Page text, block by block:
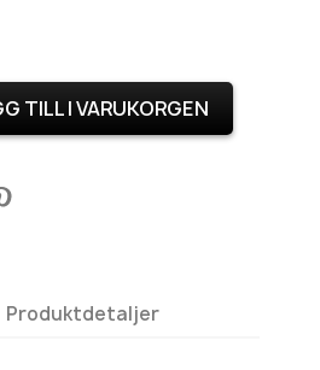
TILL I VARUKORGEN
Produktdetaljer